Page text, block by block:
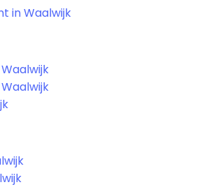
in Waalwijk